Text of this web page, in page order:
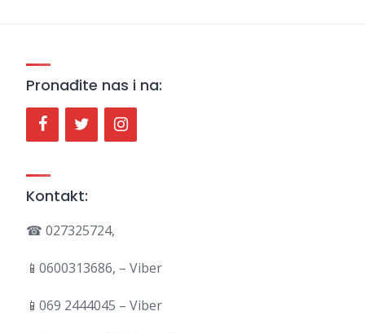
Pronađite nas i na:
Kontakt:
☎ 027325724,
📱0600313686, – Viber
📱069 2444045 – Viber